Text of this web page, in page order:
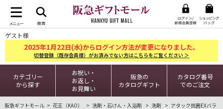
ゲスト様
2025年1月22日(水)からログイン方法が変更になりました。
切替登録（既存会員様）がお済みでない方はこちらをご覧ください ＞
カテゴリー
から探す
お祝い・
お返し・
お見舞い
阪急の
カタログギフト
カタログ番号
でのご注文
阪急ギフトモール 花王（KAO） 洗剤・石けん・入浴剤 洗剤
アタック抗菌EXバラ